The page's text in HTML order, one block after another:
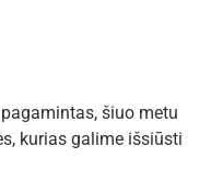
šiuo metu
kurias galime išsiūsti